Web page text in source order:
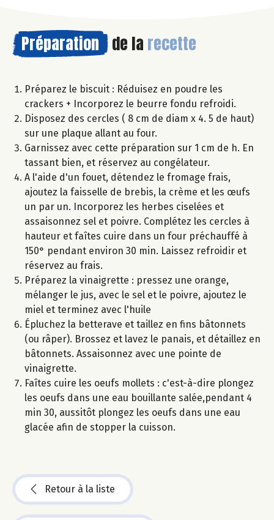
Préparation de la recette
Préparez le biscuit : Réduisez en poudre les
crackers + Incorporez le beurre fondu refroidi.
Disposez des cercles ( 8 cm de diam x 4. 5 de haut)
sur une plaque allant au four.
Garnissez avec cette préparation sur 1 cm de h. En
tassant bien, et réservez au congélateur.
A l'aide d'un fouet, détendez le fromage frais,
ajoutez la faisselle de brebis, la crème et les œufs
un par un. Incorporez les herbes ciselées et
assaisonnez sel et poivre. Complétez les cercles à
hauteur et faîtes cuire dans un four préchauffé à
150° pendant environ 30 min. Laissez refroidir et
réservez au frais.
Préparez la vinaigrette : pressez une orange,
mélanger le jus, avec le sel et le poivre, ajoutez le
miel et terminez avec l'huile
Épluchez la betterave et taillez en fins bâtonnets
(ou râper). Brossez et lavez le panais, et détaillez en
bâtonnets. Assaisonnez avec une pointe de
vinaigrette.
Faîtes cuire les oeufs mollets : c'est-à-dire plongez
les oeufs dans une eau bouillante salée,pendant 4
min 30, aussitôt plongez les oeufs dans une eau
glacée afin de stopper la cuisson.
Retour à la liste